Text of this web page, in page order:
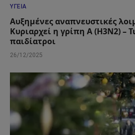
ΥΓΕΊΑ
Αυξημένες αναπνευστικές
Κυριαρχεί η γρίπη Α (Η3Ν2) –
παιδίατροι
26/12/2025